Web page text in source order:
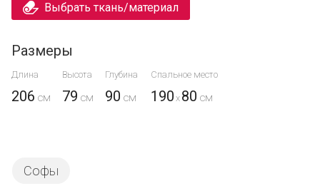
Выбрать ткань/материал
Размеры
Длина Высота Глубина Спальное место
206 79 90 190 x 80
Софы